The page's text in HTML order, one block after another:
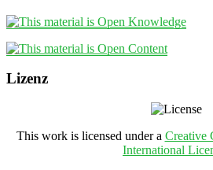
Lizenz
This work is licensed under a Creative
International